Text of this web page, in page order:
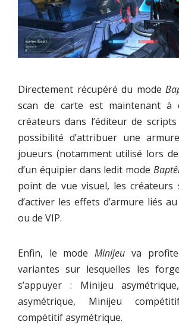
Directement récupéré du mode
scan de carte est maintenant à
créateurs dans l’éditeur de
possibilité d’attribuer une
joueurs (notamment utilisé lors
d’un équipier dans ledit mode
point de vue visuel, les créateurs
d’activer les effets d’armure liés
ou de VIP.
Enfin, le modeMinijeu va
variantes sur lesquelles les
s’appuyer : Minijeu
asymétrique, Minijeu
compétitif asymétrique.